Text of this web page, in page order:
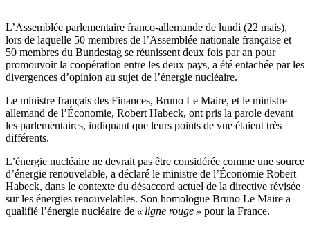
L’Assemblée parlementaire franco-allemande de lundi (22 mais),
lors de laquelle 50 membres de l’Assemblée nationale française et
50 membres du Bundestag se réunissent deux fois par an pour
promouvoir la coopération entre les deux pays, a été entachée par les
divergences d’opinion au sujet de l’énergie nucléaire.
Le ministre français des Finances, Bruno Le Maire, et le ministre
allemand de l’Économie, Robert Habeck, ont pris la parole devant
les parlementaires, indiquant que leurs points de vue étaient très
différents.
L’énergie nucléaire ne devrait pas être considérée comme une source
d’énergie renouvelable, a déclaré le ministre de l’Économie Robert
Habeck, dans le contexte du désaccord actuel de la directive révisée
sur les énergies renouvelables. Son homologue Bruno Le Maire a
qualifié l’énergie nucléaire de « ligne rouge » pour la France.